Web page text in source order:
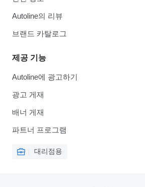
Autoline의 리뷰
브랜드 카탈로그
제공 기능
Autoline에 광고하기
광고 게재
배너 게재
파트너 프로그램
대리점용